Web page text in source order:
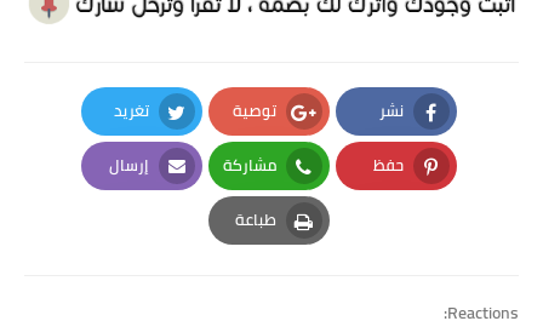
نشر
Facebook
توصية
Google Plus
تغريد
Twitter
حفظ
Pinterest
مشاركة
Whatsapp
إرسال
Email
طباعة
Print
Reactions: